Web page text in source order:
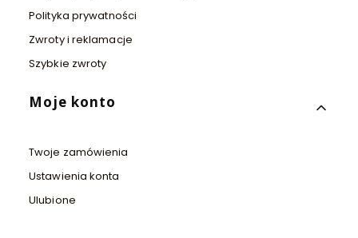
Polityka prywatności
Zwroty i reklamacje
Szybkie zwroty
Moje konto
Twoje zamówienia
Ustawienia konta
Ulubione